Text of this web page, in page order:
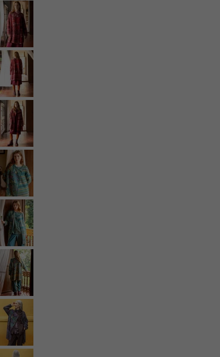
Collections
Dans l'univers du kimono
Monsoon
Étendues champêtres
Coimbatore
Les classiques de Gudrun
Des tournesols pour le HCR